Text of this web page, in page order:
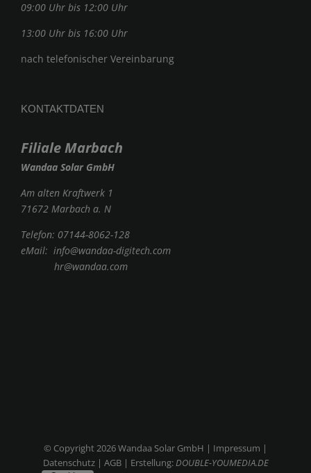
09:00 Uhr bis 12:00 Uhr
13:00 Uhr bis 16:00 Uhr
nach telefonischer Vereinbarung
KONTAKTDATEN
Filiale Marbach
Wandaa Solar GmbH
Am alten Kraftwerk 1
71672 Marbach a. N
Telefon: 07144-8062-128
eMail: info@wandaa-digitech.com
hr@wandaa.com
© Copyright2026 Wandaa Solar GmbH | Impressum |
Datenschutz| AGB| Erstellung:DOUBLE-YOUMEDIA.DE